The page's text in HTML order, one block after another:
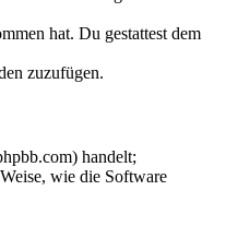
hat. Du gestattest dem
zuzufügen.
handelt;
wie die Software